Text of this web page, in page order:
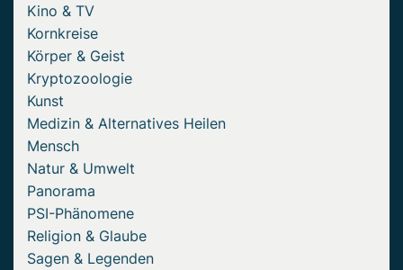
Kino & TV
Kornkreise
Körper & Geist
Kryptozoologie
Kunst
Medizin & Alternatives Heilen
Mensch
Natur & Umwelt
Panorama
PSI-Phänomene
Religion & Glaube
Sagen & Legenden